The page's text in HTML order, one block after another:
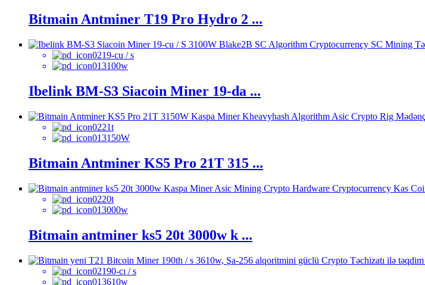
Bitmain Antminer T19 Pro Hydro 2 ...
19-cu / s
3100w
Ibelink BM-S3 Siacoin Miner 19-da ...
21t
3150W
Bitmain Antminer KS5 Pro 21T 315 ...
20t
3000w
Bitmain antminer ks5 20t 3000w k ...
190-cı / s
3610w